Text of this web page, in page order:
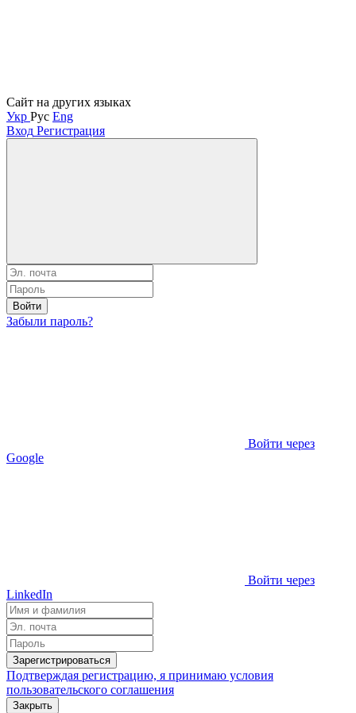
Сайт на других языках
Укр Рус Eng
Вход Регистрация
Войти
Забыли пароль?
Войти через
Google
Войти через
LinkedIn
Зарегистрироваться
Подтверждая регистрацию, я принимаю условия
пользовательского соглашения
Закрыть